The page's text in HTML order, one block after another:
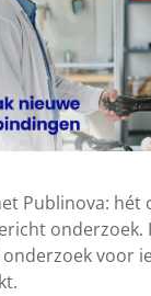
Publinova:
voor